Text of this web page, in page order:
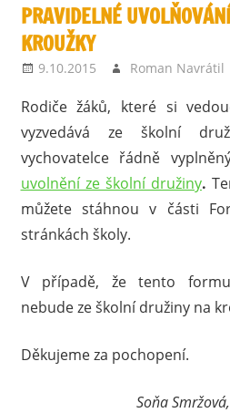
PRAVIDELNÉ
KROUŽKY
9.10.2015 Roman Navrátil
Rodiče žáků, které si
vyzvedává ze školní
vychovatelce řádně
uvolnění ze školní družiny.
můžete stáhnou v části
stránkách školy.
V případě, že tento
nebude ze školní družiny na
Děkujeme za pochopení.
Soňa